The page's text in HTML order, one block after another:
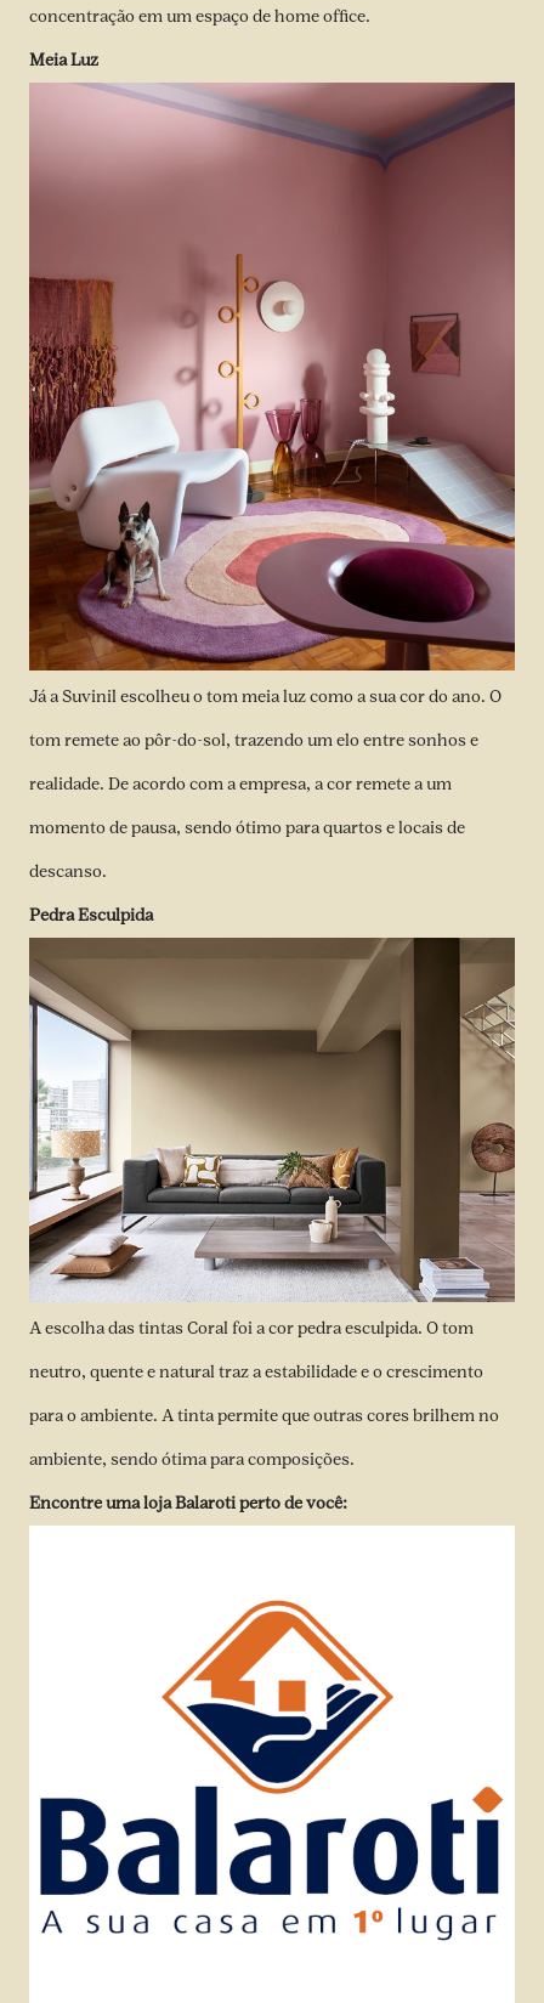
concentração em um espaço de home office.
Meia Luz
Já a Suvinil escolheu o tom meia luz como a sua cor do ano. O
tom remete ao pôr-do-sol, trazendo um elo entre sonhos e
realidade. De acordo com a empresa, a cor remete a um
momento de pausa, sendo ótimo para quartos e locais de
descanso.
Pedra Esculpida
A escolha das tintas Coral foi a cor pedra esculpida. O tom
neutro, quente e natural traz a estabilidade e o crescimento
para o ambiente. A tinta permite que outras cores brilhem no
ambiente, sendo ótima para composições.
Encontre uma loja Balaroti perto de você: